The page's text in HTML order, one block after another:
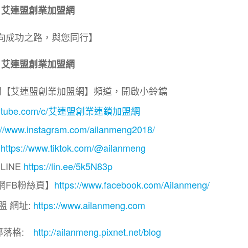
艾連盟創業加盟網
成功之路，與您同行】
艾連盟創業加盟網
艾連盟創業加盟網】頻道，開啟小鈴鐺
c/艾連盟創業連鎖加盟網
www.instagram.com/ailanmeng2018/
https://www.tiktok.com/@ailanmeng
https://lin.ee/5k5N83p
粉絲頁】 https://www.facebook.com/Ailanmeng/
網址: https://www.ailanmeng.com
落格: http://ailanmeng.pixnet.net/blog